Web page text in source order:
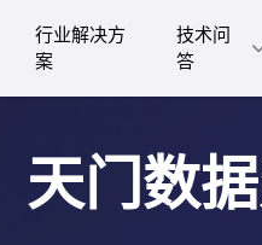
行业解决方
案
技术问
答
天门数